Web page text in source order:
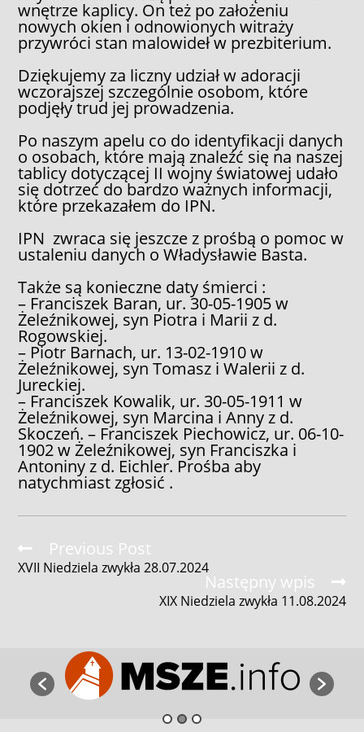
wnętrze kaplicy. On też po założeniu
nowych okien i odnowionych witraży
przywróci stan malowideł w prezbiterium.
Dziękujemy za liczny udział w adoracji
wczorajszej szczególnie osobom, które
podjęły trud jej prowadzenia.
Po naszym apelu co do identyfikacji danych
o osobach, które mają znaleźć się na naszej
tablicy dotyczącej II wojny światowej udało
się dotrzeć do bardzo ważnych informacji,
które przekazałem do IPN.
IPN zwraca się jeszcze z prośbą o pomoc w
ustaleniu danych o Władysławie Basta.
Także są konieczne daty śmierci :
– Franciszek Baran, ur. 30-05-1905 w
Żeleźnikowej, syn Piotra i Marii z d.
Rogowskiej.
– Piotr Barnach, ur. 13-02-1910 w
Żeleźnikowej, syn Tomasz i Walerii z d.
Jureckiej.
– Franciszek Kowalik, ur. 30-05-1911 w
Żeleźnikowej, syn Marcina i Anny z d.
Skoczeń. – Franciszek Piechowicz, ur. 06-10-
1902 w Żeleźnikowej, syn Franciszka i
Antoniny z d. Eichler. Prośba aby
natychmiast zgłosić .
Read
more
articles
Previous Post
XVII Niedziela zwykła 28.07.2024
Następny wpis
XIX Niedziela zwykła 11.08.2024